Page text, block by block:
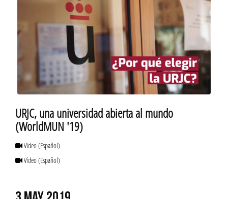
URJC, una universidad abierta al mundo
(WorldMUN '19)
Vídeo(Español)
Vídeo(Español)